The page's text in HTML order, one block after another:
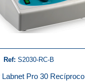
Ref: S2030-RC-B
Labnet Pro 30 Recíproco